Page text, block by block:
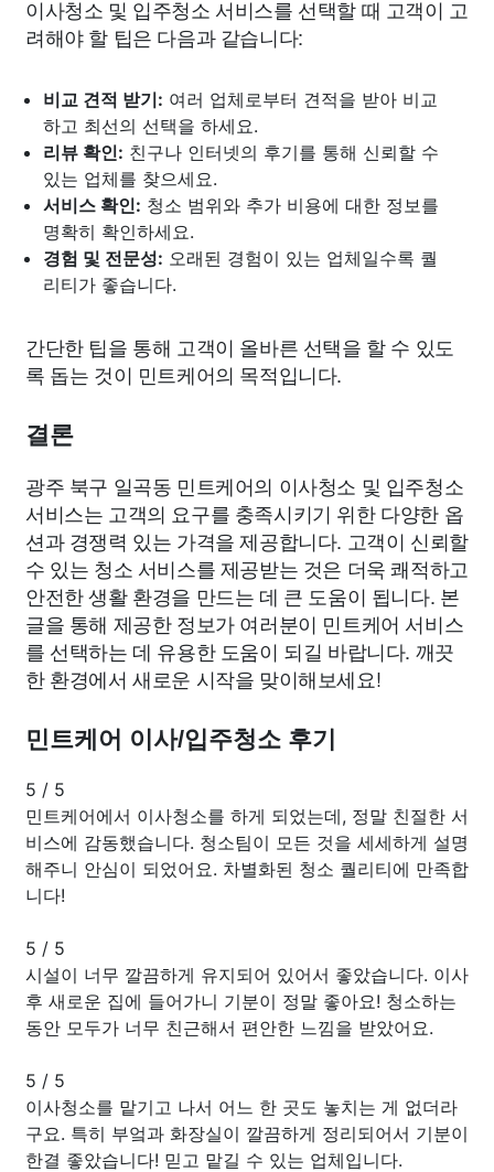
이사청소 및 입주청소 서비스를 선택할 때 고객이 고
려해야 할 팁은 다음과 같습니다:
비교 견적 받기: 여러 업체로부터 견적을 받아 비교
하고 최선의 선택을 하세요.
리뷰 확인: 친구나 인터넷의 후기를 통해 신뢰할 수
있는 업체를 찾으세요.
서비스 확인: 청소 범위와 추가 비용에 대한 정보를
명확히 확인하세요.
경험 및 전문성: 오래된 경험이 있는 업체일수록 퀄
리티가 좋습니다.
간단한 팁을 통해 고객이 올바른 선택을 할 수 있도
록 돕는 것이 민트케어의 목적입니다.
결론
광주 북구 일곡동 민트케어의 이사청소 및 입주청소
서비스는 고객의 요구를 충족시키기 위한 다양한 옵
션과 경쟁력 있는 가격을 제공합니다. 고객이 신뢰할
수 있는 청소 서비스를 제공받는 것은 더욱 쾌적하고
안전한 생활 환경을 만드는 데 큰 도움이 됩니다. 본
글을 통해 제공한 정보가 여러분이 민트케어 서비스
를 선택하는 데 유용한 도움이 되길 바랍니다. 깨끗
한 환경에서 새로운 시작을 맞이해보세요!
민트케어 이사/입주청소 후기
5 / 5
민트케어에서 이사청소를 하게 되었는데, 정말 친절한 서
비스에 감동했습니다. 청소팀이 모든 것을 세세하게 설명
해주니 안심이 되었어요. 차별화된 청소 퀄리티에 만족합
니다!
5 / 5
시설이 너무 깔끔하게 유지되어 있어서 좋았습니다. 이사
후 새로운 집에 들어가니 기분이 정말 좋아요! 청소하는
동안 모두가 너무 친근해서 편안한 느낌을 받았어요.
5 / 5
이사청소를 맡기고 나서 어느 한 곳도 놓치는 게 없더라
구요. 특히 부엌과 화장실이 깔끔하게 정리되어서 기분이
한결 좋았습니다! 믿고 맡길 수 있는 업체입니다.